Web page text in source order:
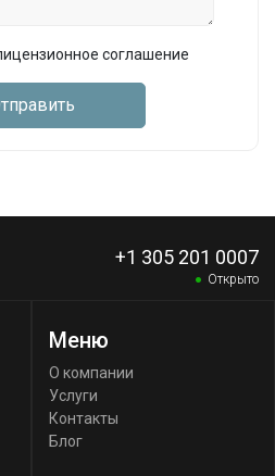
соглашение
+1 305 201 0007
Открыто
Меню
О компании
Услуги
Контакты
Блог